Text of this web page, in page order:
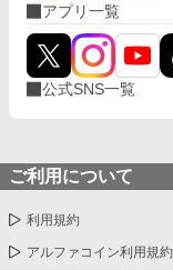
アプリ一覧
公式SNS一覧
ご利用について
利用規約
アルファコイン利用規約